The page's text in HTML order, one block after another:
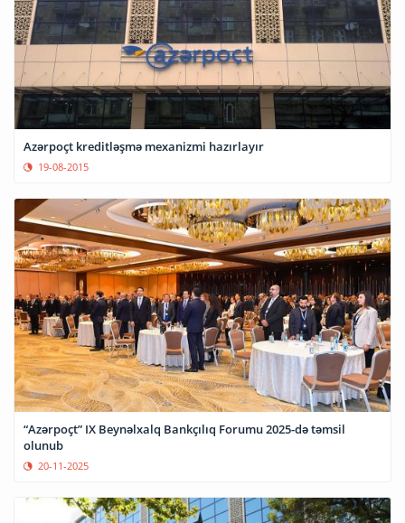
Azərpoçt kreditləşmə mexanizmi hazırlayır
19-08-2015
“Azərpoçt” IX Beynəlxalq Bankçılıq Forumu 2025-də təmsil
olunub
20-11-2025